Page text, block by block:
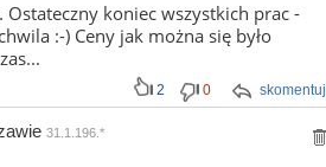
koniec wszystkich prac -
:-) Ceny jak można się było
skomentuj
2 0
31.1.196.*